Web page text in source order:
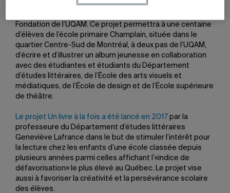
campagne de sociofinancementvisant à soutenir le
Fondation de l’UQAM. Ce projet permettra à une centaine
d’élèves de l’école primaire Champlain, située dans le
quartier Centre-Sud de Montréal, à deux pas de l’UQAM,
d’écrire et d’illustrer un album jeunesse en collaboration
avec des étudiantes et étudiants du Département
d’études littéraires, de l’École des arts visuels et
médiatiques, de l’École de design et de l’École supérieure
de théâtre.
Le projet Un livre à la fois a été lancé en 2017 par la
professeure du Département d’études littéraires
Geneviève Lafrance dans le but de stimuler l’intérêt pour
la lecture chez les enfants d’une école classée depuis
plusieurs années parmi celles affichant l’«indice de
défavorisation» le plus élevé au Québec. Le projet vise
aussi à favoriser la créativité et la persévérance scolaire
des élèves.